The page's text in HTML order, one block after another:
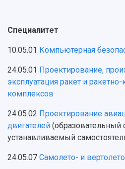
НАЗАД
Об университете
История
Ключевые факты
Рейтинги
Руководство
Новости
Главные новости
Бортжурнал
Объявления
Образование
Почему я выбираю
Абитуриенту
Бакалавриат и
Аспирантура
Научно-
Основные научные
Научные школы и
Диссертационные
Конкурс на замещение
Специалитет
10.05.01 Компьютерная
24.05.01 Проектирование,
эксплуатация ракет и
комплексов
24.05.02 Проектирование
двигателей (образовательный
устанавливаемый
24.05.07 Самолето- и